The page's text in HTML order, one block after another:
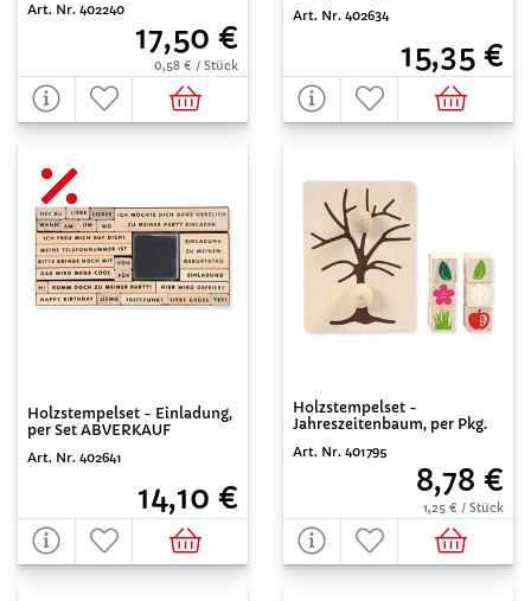
Art. Nr. 402240
17,50 €
0,58 € / Stück
Art. Nr. 402634
15,35 €
Holzstempelset - Einladung,
per Set ABVERKAUF
Art. Nr. 402641
14,10 €
Holzstempelset -
Jahreszeitenbaum, per Pkg.
Art. Nr. 401795
8,78 €
1,25 € / Stück